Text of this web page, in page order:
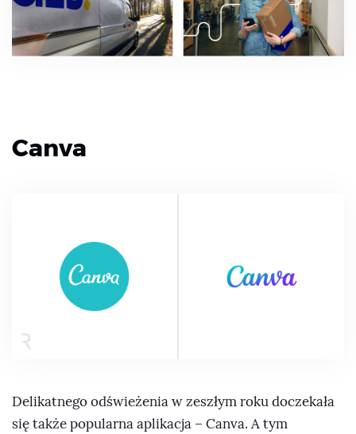
Canva
Delikatnego odświeżenia w zeszłym roku doczekała
się także popularna aplikacja – Canva. A tym